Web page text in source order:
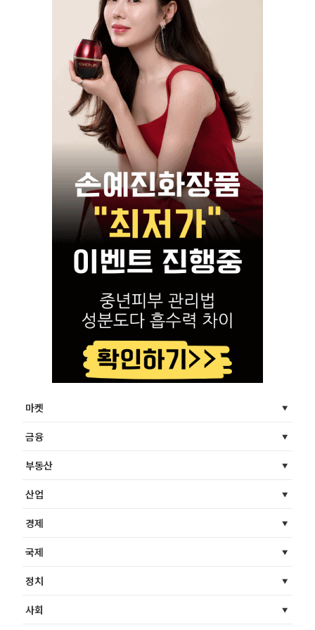
마켓
금융
부동산
산업
경제
국제
정치
사회